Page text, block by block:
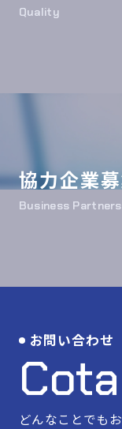
Quality
協力企業
Business Partners
お問い合わせ
どんなことでも